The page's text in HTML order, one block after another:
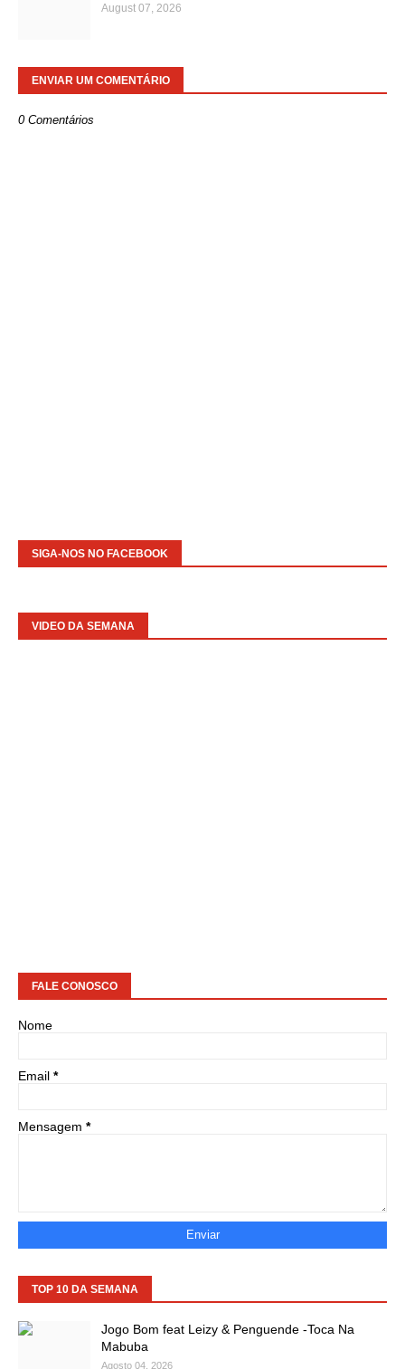
August 07, 2026
ENVIAR UM COMENTÁRIO
0 Comentários
SIGA-NOS NO FACEBOOK
VIDEO DA SEMANA
FALE CONOSCO
Nome
Email *
Mensagem *
TOP 10 DA SEMANA
Jogo Bom feat Leizy & Penguende -Toca Na
Mabuba
Agosto 04, 2026